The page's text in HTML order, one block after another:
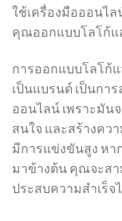
ใช้เครื่องมือออนไ
คุณออกแบบโลโก้แ
การออกแบบโลโก้
เป็นแบรนด์ เป็นกา
ออนไลน์ เพราะมัน
สนใจ และสร้างค
มีการแข่งขันสูง ห
มาข้างต้น คุณจะสา
ประสบความสำเร็